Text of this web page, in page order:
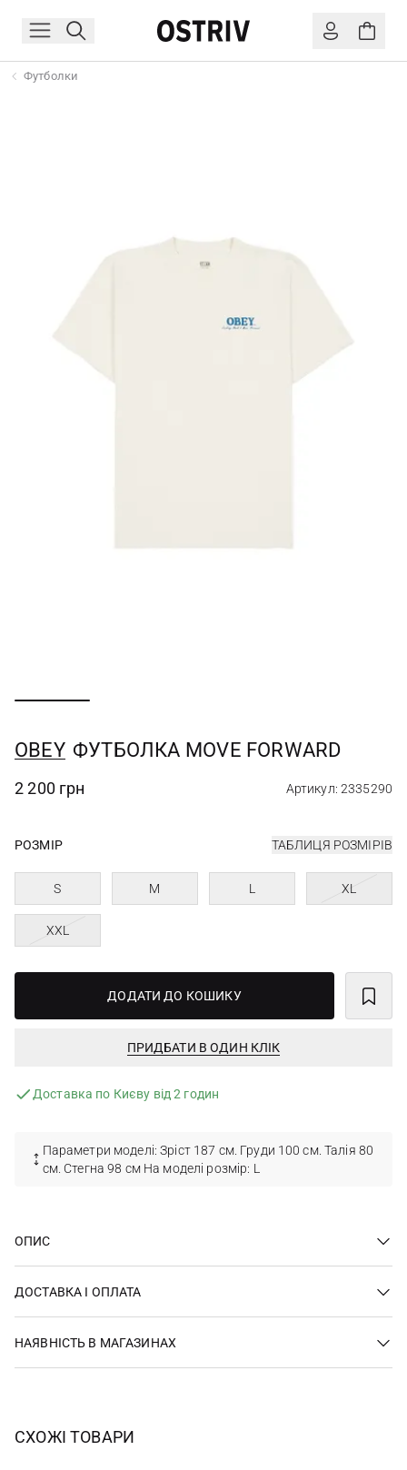
Футболки
OBEY ФУТБОЛКА MOVE FORWARD
2 200 грн Артикул: 2335290
РОЗМІР ТАБЛИЦЯ РОЗМІРІВ
S M L XL
XXL
ДОДАТИ ДО КОШИКУ
ПРИДБАТИ В ОДИН КЛІК
Доставка по Києву від 2 годин
Параметри моделі: Зріст 187 см. Груди 100 см. Талія 80
см. Стегна 98 см На моделі розмір: L
ОПИС
ДОСТАВКА І ОПЛАТА
НАЯВНІСТЬ В МАГАЗИНАХ
СХОЖІ ТОВАРИ